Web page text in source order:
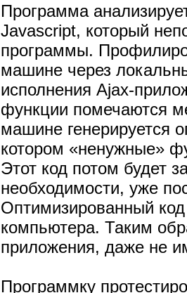
Программа
Javascript, который
программы.
машине через
исполнения Ajax-
функции помечаются
машине генерируется
котором «ненужные»
Этот код потом будет
необходимости, уже
Оптимизированный код
компьютера. Таким
приложения, даже не
Программку